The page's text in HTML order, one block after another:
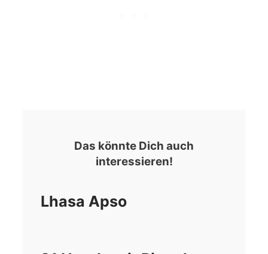
Das könnte Dich auch
interessieren!
Lhasa Apso